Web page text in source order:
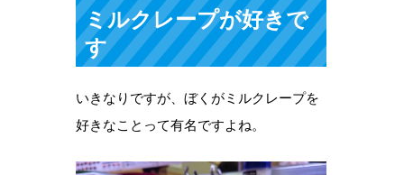
ミルクレープが好きで
す
いきなりですが、ぼくがミルクレープを
好きなことって有名ですよね。